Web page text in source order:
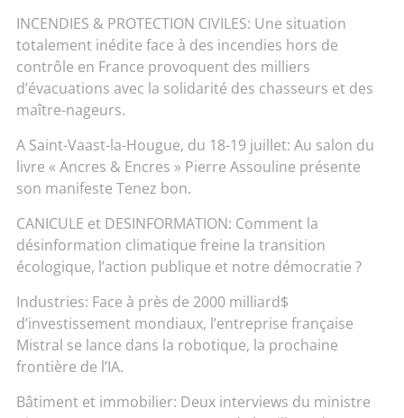
INCENDIES & PROTECTION CIVILES: Une situation
totalement inédite face à des incendies hors de
contrôle en France provoquent des milliers
d’évacuations avec la solidarité des chasseurs et des
maître-nageurs.
A Saint-Vaast-la-Hougue, du 18-19 juillet: Au salon du
livre « Ancres & Encres » Pierre Assouline présente
son manifeste Tenez bon.
CANICULE et DESINFORMATION: Comment la
désinformation climatique freine la transition
écologique, l’action publique et notre démocratie ?
Industries: Face à près de 2000 milliard$
d’investissement mondiaux, l’entreprise française
Mistral se lance dans la robotique, la prochaine
frontière de l’IA.
Bâtiment et immobilier: Deux interviews du ministre